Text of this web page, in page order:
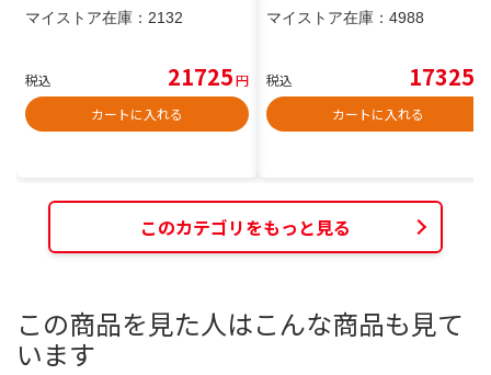
マイストア在庫： 2132
税込 21725円
カートに入れる
マイストア在庫： 4988
税込 17325
カートに入れる
このカテゴリをもっと見る
この商品を見た人はこんな商品も見て
います